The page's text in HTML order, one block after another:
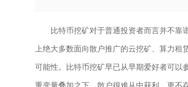
比特币挖矿对于普通投资者而言并不靠
上绝大多数面向散户推广的云挖矿、算力
可能性。比特币挖矿早已从早期爱好者可以
重变量叠加之下，散户很难从中获利，更不